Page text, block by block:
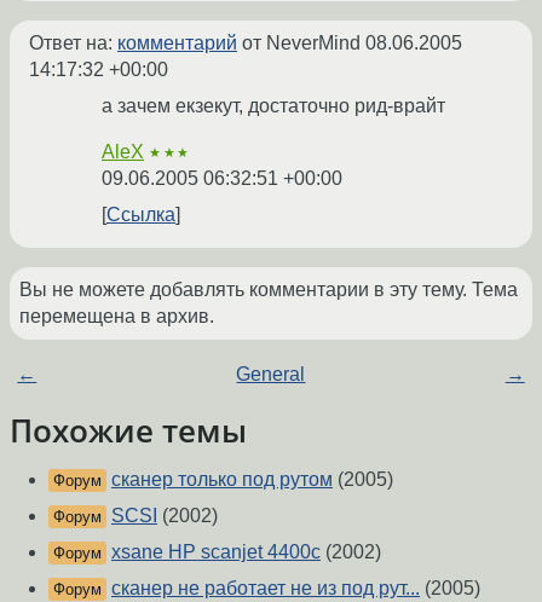
Ответ на: комментарий от NeverMind 08.06.2005
14:17:32 +00:00
а зачем екзекут, достаточно рид-врайт
AleX ★★★
09.06.2005 06:32:51 +00:00
Ссылка
Вы не можете добавлять комментарии в эту тему. Тема
перемещена в архив.
← General →
Похожие темы
Форум сканер только под рутом (2005)
Форум SCSI (2002)
Форум xsane HP scanjet 4400c (2002)
Форум сканер не работает не из под рут... (2005)